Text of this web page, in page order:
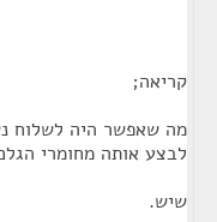
קריאה;
מה שאפשר היה לשלוח
לבצע אותה מחומרי
שיש.